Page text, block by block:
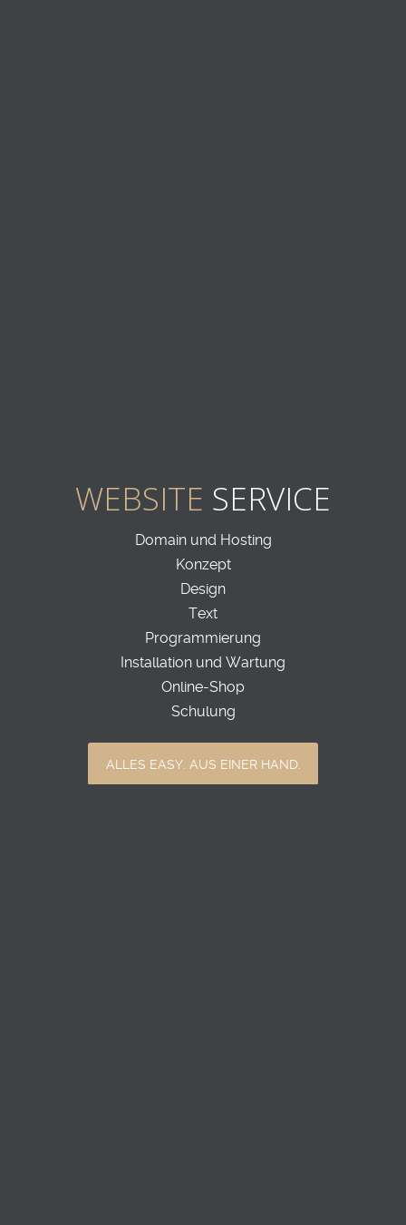
WEBSITE SERVICE
Domain und Hosting
Konzept
Design
Text
Programmierung
Installation und Wartung
Online-Shop
Schulung
ALLES EASY. AUS EINER HAND.